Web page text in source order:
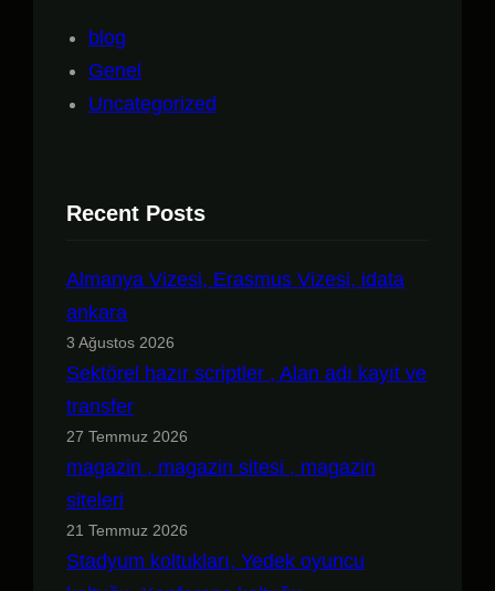
blog
Genel
Uncategorized
Recent Posts
Almanya Vizesi, Erasmus Vizesi, idata
ankara
3 Ağustos 2026
Sektörel hazır scriptler , Alan adı kayıt ve
transfer
27 Temmuz 2026
magazin , magazin sitesi , magazin
siteleri
21 Temmuz 2026
Stadyum koltukları, Yedek oyuncu